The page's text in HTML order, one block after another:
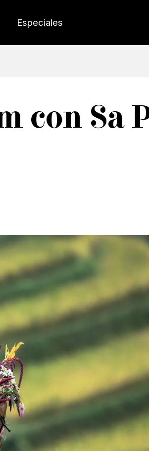
Especiales
con Sa